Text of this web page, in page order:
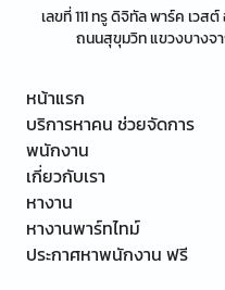
เลขที่ 111 ทรู ดิจิทัล พาร์ค เวส
ถนนสุขุมวิท แขวงบางจ
หน้าแรก
บริการหาคน ช่วยจัดการ
พนักงาน
เกี่ยวกับเรา
หางาน
หางานพาร์ทไทม์
ประกาศหาพนักงาน ฟรี